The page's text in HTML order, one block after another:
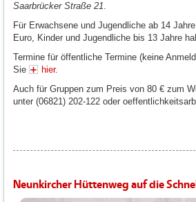
Saarbrücker Straße 21.
Für Erwachsene und Jugendliche ab 14
Euro, Kinder und Jugendliche bis 13 Jahre
Termine für öffentliche Termine (keine
Sie
hier.
Auch für Gruppen zum Preis von 80 € zum
unter (06821) 202-122 oder
Neunkircher Hüttenweg auf die